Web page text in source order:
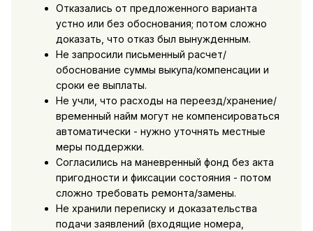
Отказались от предложенного варианта
устно или без обоснования; потом сложно
доказать, что отказ был вынужденным.
Не запросили письменный расчет/
обоснование суммы выкупа/компенсации и
сроки ее выплаты.
Не учли, что расходы на переезд/хранение/
временный найм могут не компенсироваться
автоматически - нужно уточнять местные
меры поддержки.
Согласились на маневренный фонд без акта
пригодности и фиксации состояния - потом
сложно требовать ремонта/замены.
Не хранили переписку и доказательства
подачи заявлений (входящие номера,